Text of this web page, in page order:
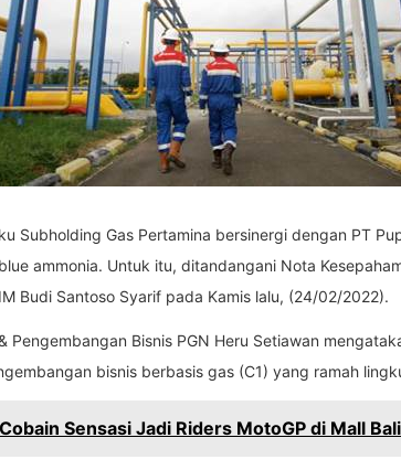
Subholding Gas Pertamina bersinergi dengan PT
ammonia. Untuk itu, ditandangani Nota
Budi Santoso Syarif pada Kamis lalu, (24/02/2022).
Pengembangan Bisnis PGN Heru Setiawan
bisnis berbasis gas (C1) yang ramah
Cobain Sensasi Jadi Riders MotoGP di Mall